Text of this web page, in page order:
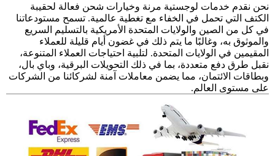
نحن نقدم خدمات لوجستية مرنة وخيارات شحن فعالة لحقيبة
الكتف التي تحمل في الخفاء مع تغطية عالمية. تسمح مستودعاتنا
في كل من الصين والولايات المتحدة الأمريكية بالتسليم السريع
والموثوق به، وغالبًا ما يتم ذلك في غضون أيام قليلة للعملاء
المقيمين في الولايات المتحدة. لتلبية احتياجات العملاء المتنوعة،
نقبل طرق دفع متعددة، بما في ذلك التحويلات البرقية، وباي بال،
وبطاقات الائتمان، مما يضمن معاملات آمنة لشركائنا من الشركات
على مستوى العالم.